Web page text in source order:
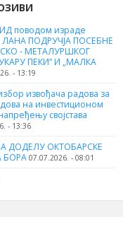
поводом израде
ПОДРУЧЈА ПОСЕБНЕ
- МЕТАЛУРШКОГ
ПЕКИ” И „МАЛКА
- 13:19
извођача радова за
на инвестиционом
својстава
- 13:36
ДОДЕЛУ ОКТOБАРСКЕ
БОРА 07.07.2026. - 08:01